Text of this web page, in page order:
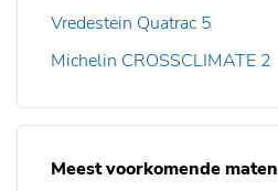
Vredestein Quatrac 5
Michelin CROSSCLIMATE 2
Meest voorkomende maten